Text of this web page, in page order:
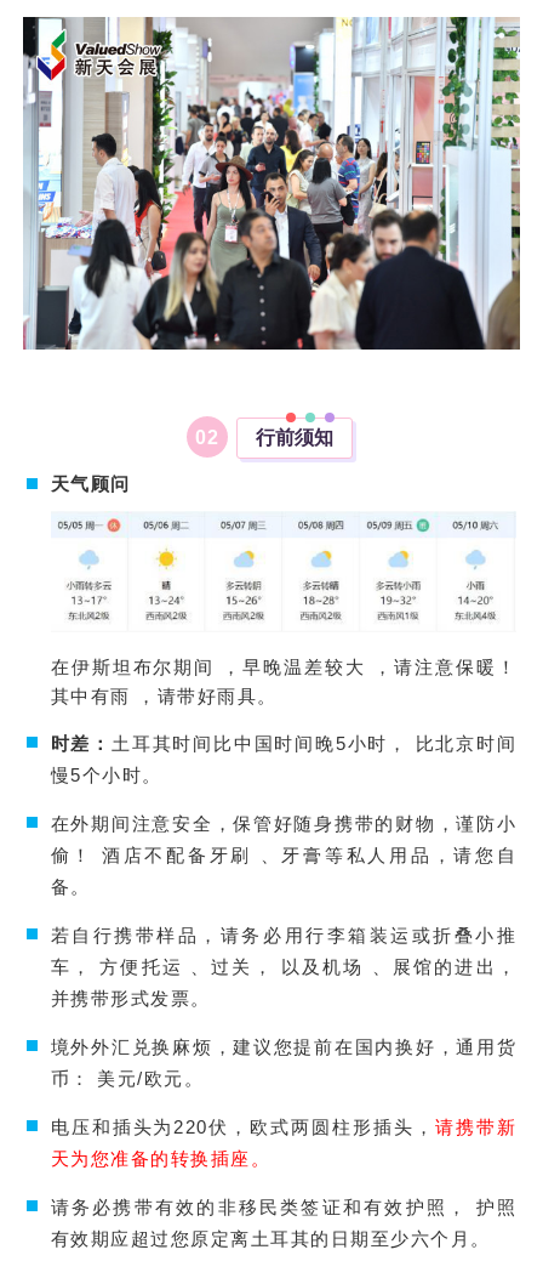
02 行前须知
天气顾问
在伊斯坦布尔期间 ，早晚温差较大 ，请注意保暖！
其中有雨 ，请带好雨具。
时差： 土耳其时间比中国时间晚5小时， 比北京时间
慢5个小时。
在外期间注意安全，保管好随身携带的财物，谨防小
偷！ 酒店不配备牙刷 、牙膏等私人用品，请您自
备。
若自行携带样品，请务必用行李箱装运或折叠小推
车， 方便托运 、过关， 以及机场 、展馆的进出，
并携带形式发票。
境外外汇兑换麻烦，建议您提前在国内换好，通用货
币： 美元/欧元。
电压和插头为220伏，欧式两圆柱形插头， 请携带新
天为您准备的转换插座。
请务必携带有效的非移民类签证和有效护照， 护照
有效期应超过您原定离土耳其的日期至少六个月。